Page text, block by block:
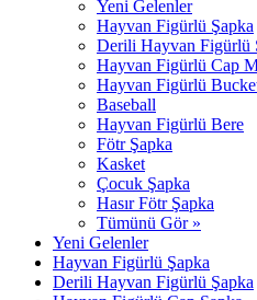
Yeni Gelenler
Hayvan Figürlü Şapka
Derili Hayvan Figürlü
Hayvan Figürlü Cap
Hayvan Figürlü
Baseball
Hayvan Figürlü Bere
Fötr Şapka
Kasket
Çocuk Şapka
Hasır Fötr Şapka
Tümünü Gör »
Yeni Gelenler
Hayvan Figürlü Şapka
Derili Hayvan Figürlü Şapka